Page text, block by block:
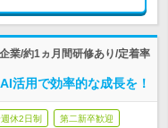
業/約1ヵ月間研修あり/定着率
用で効率的な成長を！
休2日制 第二新卒歓迎